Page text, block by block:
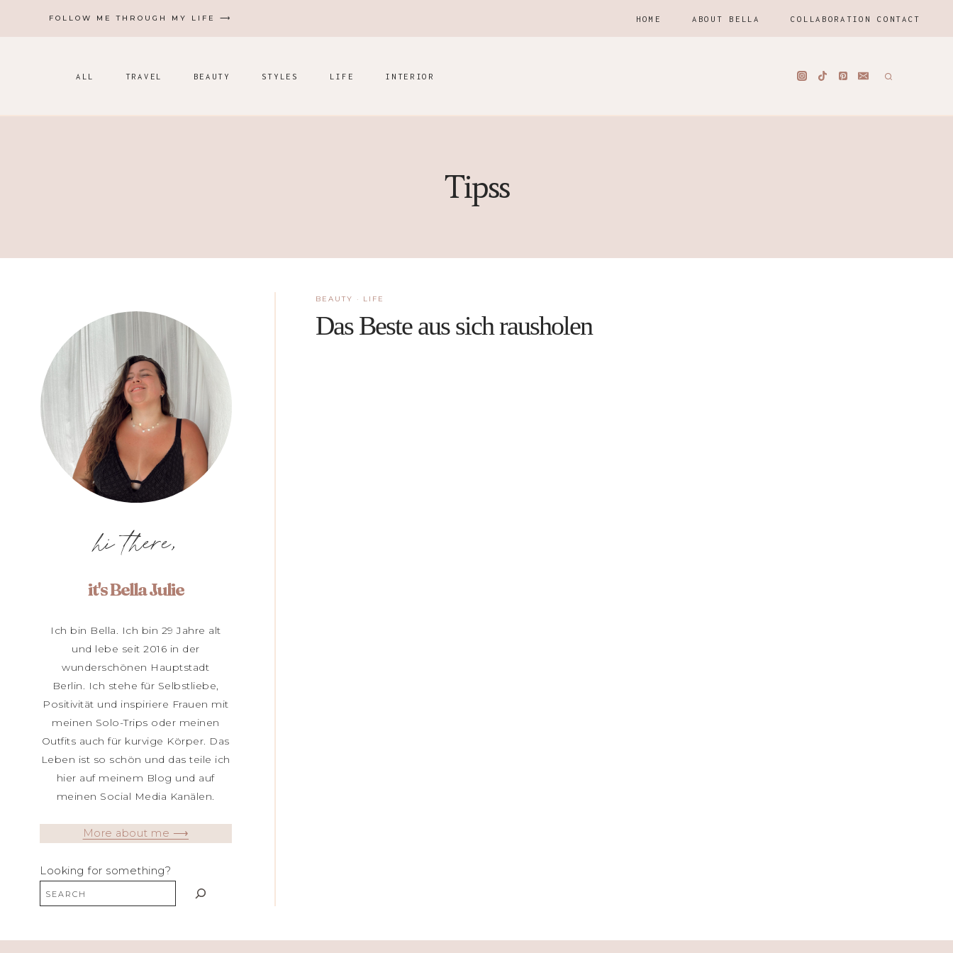
FOLLOW ME THROUGH MY LIFE ⟶ HOME ABOUT BELLA COLLABORATION CONTACT
ALL TRAVEL BEAUTY STYLES LIFE INTERIOR
Tipss
BEAUTY · LIFE
Das Beste aus sich rausholen
hi there,
it's Bella Julie
Ich bin Bella. Ich bin 29 Jahre alt
und lebe seit 2016 in der
wunderschönen Hauptstadt
Berlin. Ich stehe für Selbstliebe,
Positivität und inspiriere Frauen mit
meinen Solo-Trips oder meinen
Outfits auch für kurvige Körper. Das
Leben ist so schön und das teile ich
hier auf meinem Blog und auf
meinen Social Media Kanälen.
More about me ⟶
Looking for something?